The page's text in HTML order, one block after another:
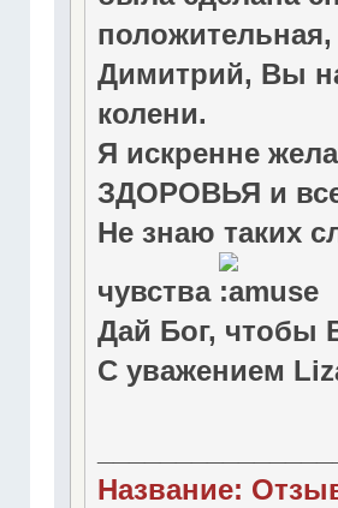
Димитрий, Вы
колени.
Я искренне
ЗДОРОВЬЯ и
Не знаю таких
чувства
Дай Бог,
С уважением
Название: